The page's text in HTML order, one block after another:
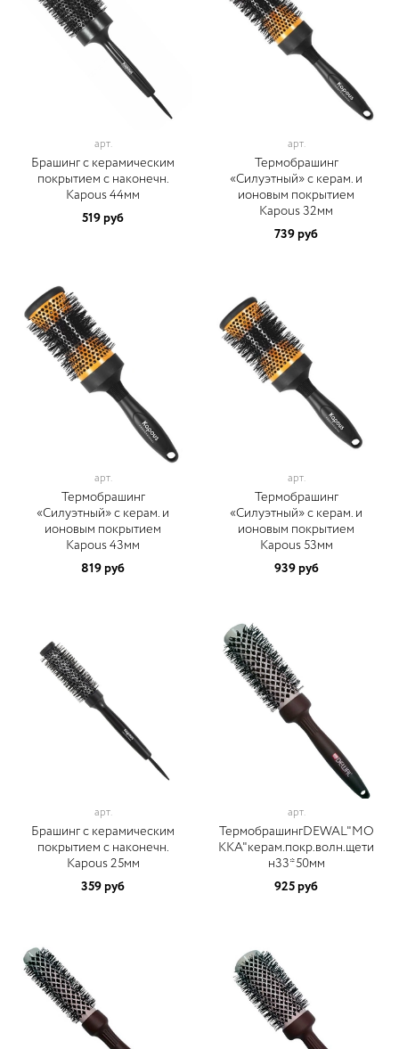
арт.
Брашинг с керамическим
покрытием с наконечн.
Kapous 44мм
519 руб
арт.
Термобрашинг
«Силуэтный» с керам. и
ионовым покрытием
Kapous 32мм
739 руб
арт.
Термобрашинг
«Силуэтный» с керам. и
ионовым покрытием
Kapous 43мм
819 руб
арт.
Термобрашинг
«Силуэтный» с керам. и
ионовым покрытием
Kapous 53мм
939 руб
арт.
Брашинг с керамическим
покрытием с наконечн.
Kapous 25мм
359 руб
арт.
ТермобрашингDEWAL"MO
KKA"керам.покр.волн.щети
н33*50мм
925 руб